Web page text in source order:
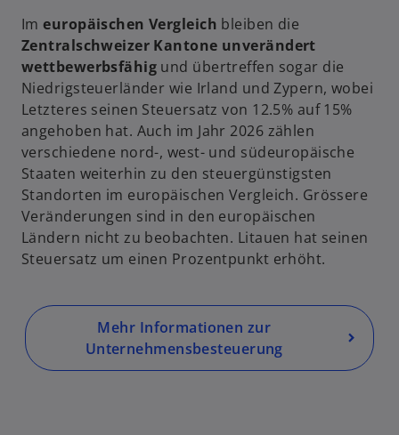
Imeuropäischen Vergleich bleiben die
Zentralschweizer Kantone unverändert
wettbewerbsfähig und übertreffen sogar die
Niedrigsteuerländer wie Irland und Zypern, wobei
Letzteres seinen Steuersatz von 12.5% auf 15%
angehoben hat. Auch im Jahr 2026 zählen
verschiedene nord-, west- und südeuropäische
Staaten weiterhin zu den steuergünstigsten
Standorten im europäischen Vergleich. Grössere
Veränderungen sind in den europäischen
Ländern nicht zu beobachten. Litauen hat seinen
Steuersatz um einen Prozentpunkt erhöht.
Mehr Informationen zur
Unternehmensbesteuerung
i
e
e
e
t